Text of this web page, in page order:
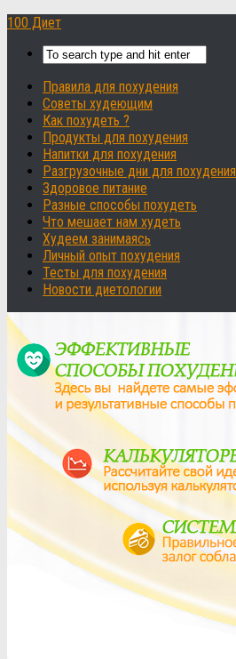
100 Диет
Правила для похудения
Советы худеющим
Как похудеть ?
Продукты для похудения
Напитки для похудения
Разгрузочные дни для похудения
Здоровое питание
Разные способы похудеть
Что мешает нам худеть
Худеем занимаясь
Личный опыт похудения
Тесты для похудения
Новости диетологии